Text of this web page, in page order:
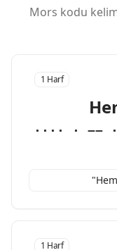
Mors kodu
1 Harf
···· · −−
1 Harf